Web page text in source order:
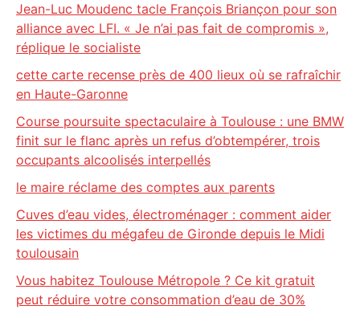
Jean-Luc Moudenc tacle François Briançon pour son
alliance avec LFI. « Je n’ai pas fait de compromis »,
réplique le socialiste
cette carte recense près de 400 lieux où se rafraîchir
en Haute-Garonne
Course poursuite spectaculaire à Toulouse : une BMW
finit sur le flanc après un refus d’obtempérer, trois
occupants alcoolisés interpellés
le maire réclame des comptes aux parents
Cuves d’eau vides, électroménager : comment aider
les victimes du mégafeu de Gironde depuis le Midi
toulousain
Vous habitez Toulouse Métropole ? Ce kit gratuit
peut réduire votre consommation d’eau de 30%